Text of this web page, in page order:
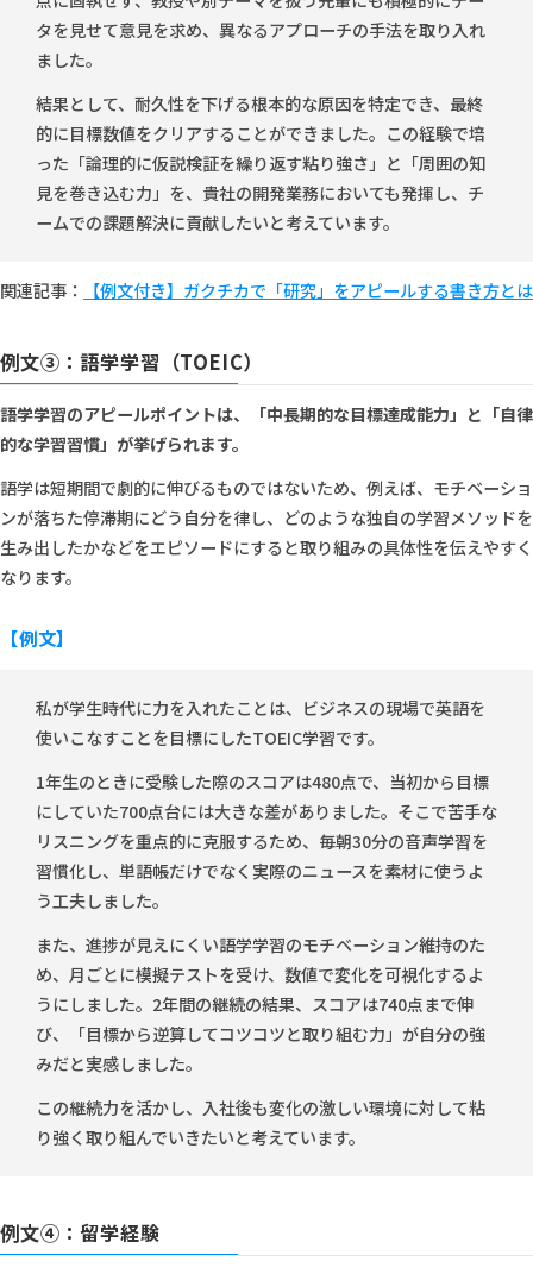
タを見せて意見を求め、異なるアプローチの手法を取り入れ
ました。
結果として、耐久性を下げる根本的な原因を特定でき、最終
的に目標数値をクリアすることができました。この経験で培
った「論理的に仮説検証を繰り返す粘り強さ」と「周囲の知
見を巻き込む力」を、貴社の開発業務においても発揮し、チ
ームでの課題解決に貢献したいと考えています。
関連記事： 【例文付き】ガクチカで「研究」をアピールする書き方とは
例文③：語学学習（TOEIC）
語学学習のアピールポイントは、「中長期的な目標達成能力」と「自律
的な学習習慣」が挙げられます。
語学は短期間で劇的に伸びるものではないため、例えば、モチベーショ
ンが落ちた停滞期にどう自分を律し、どのような独自の学習メソッドを
生み出したかなどをエピソードにすると取り組みの具体性を伝えやすく
なります。
【例文】
私が学生時代に力を入れたことは、ビジネスの現場で英語を
使いこなすことを目標にしたTOEIC学習です。
1年生のときに受験した際のスコアは480点で、当初から目標
にしていた700点台には大きな差がありました。そこで苦手な
リスニングを重点的に克服するため、毎朝30分の音声学習を
習慣化し、単語帳だけでなく実際のニュースを素材に使うよ
う工夫しました。
また、進捗が見えにくい語学学習のモチベーション維持のた
め、月ごとに模擬テストを受け、数値で変化を可視化するよ
うにしました。2年間の継続の結果、スコアは740点まで伸
び、「目標から逆算してコツコツと取り組む力」が自分の強
みだと実感しました。
この継続力を活かし、入社後も変化の激しい環境に対して粘
り強く取り組んでいきたいと考えています。
例文④：留学経験